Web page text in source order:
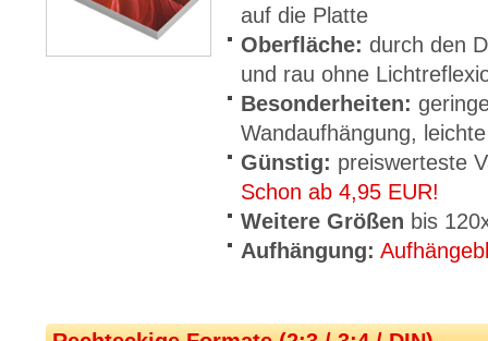
auf die Platte
Oberfläche: durch den
und rau ohne
Besonderheiten:
Wandaufhängung,
Günstig: preiswerteste
Schon ab 4,95 EUR!
Weitere Größen bis
Aufhängung: